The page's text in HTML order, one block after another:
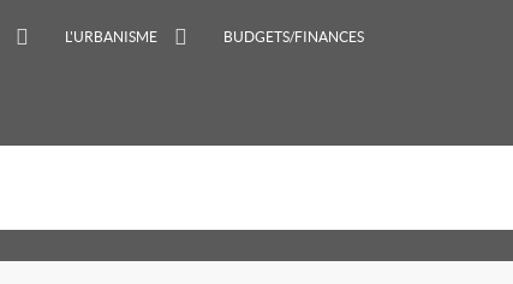
L'URBANISME BUDGETS/FINANCES